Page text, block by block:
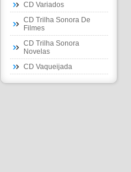
CD Variados
CD Trilha Sonora De
Filmes
CD Trilha Sonora
Novelas
CD Vaqueijada